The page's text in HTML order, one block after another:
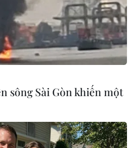
sông Sài Gòn khiến một